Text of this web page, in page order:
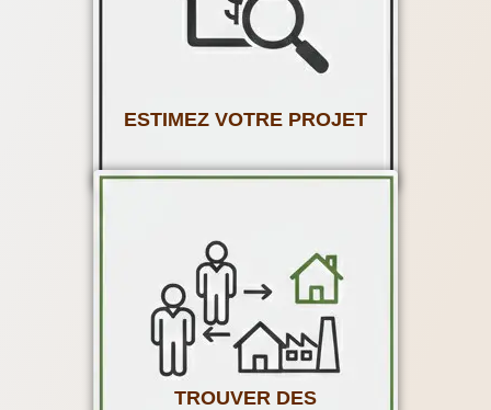
ESTIMEZ VOTRE PROJET
TROUVER DES